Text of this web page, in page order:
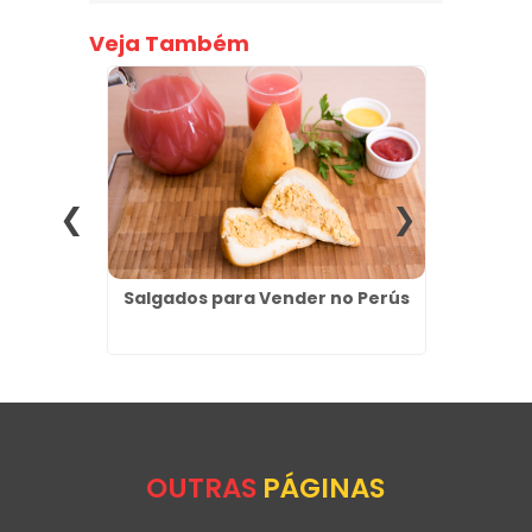
Veja Também
Salgados para Vender no Perús
OUTRAS PÁGINAS